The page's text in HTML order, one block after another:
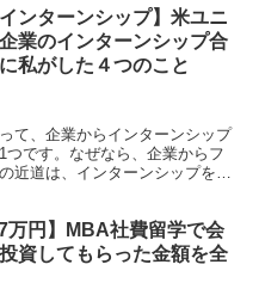
インターンシップ】米ユニ
業のインターンシップ合
私がした４つのこと
て、企業からインターンシップ
です。なぜなら、企業からフ
近道は、インターンシップを獲
万円】MBA社費留学で会
資してもらった金額を全